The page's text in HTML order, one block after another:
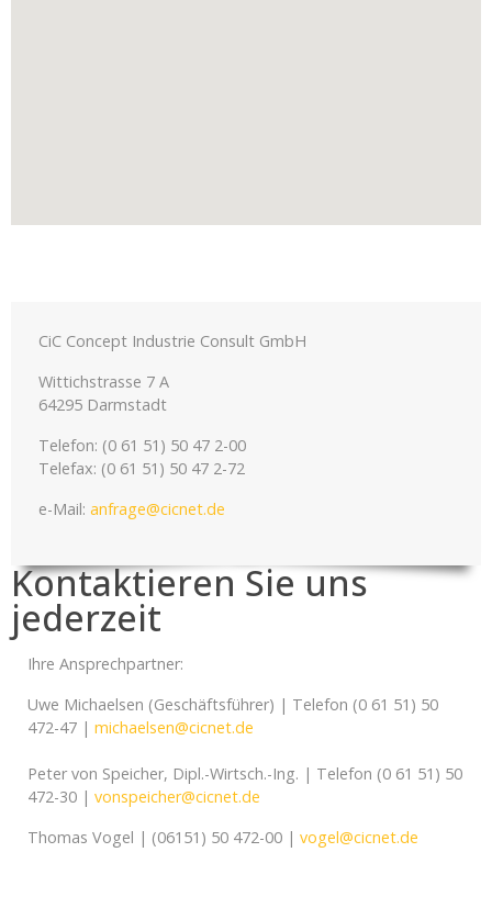
CiC Concept Industrie Consult GmbH
Wittichstrasse 7 A
64295 Darmstadt
Telefon: (0 61 51) 50 47 2-00
Telefax: (0 61 51) 50 47 2-72
e-Mail: anfrage@cicnet.de
Kontaktieren Sie uns
jederzeit
Ihre Ansprechpartner:
Uwe Michaelsen (Geschäftsführer) | Telefon (0 61 51) 50
472-47 | michaelsen@cicnet.de
Peter von Speicher, Dipl.-Wirtsch.-Ing. | Telefon (0 61 51) 50
472-30 | vonspeicher@cicnet.de
Thomas Vogel | (06151) 50 472-00 | vogel@cicnet.de